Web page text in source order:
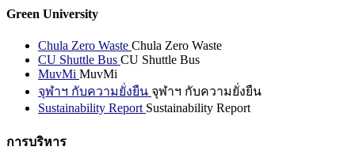
Green University
Chula Zero Waste Chula Zero Waste
CU Shuttle Bus CU Shuttle Bus
MuvMi MuvMi
จุฬาฯ กับความยั่งยืน จุฬาฯ กับความยั่งยืน
Sustainability Report Sustainability Report
การบริหาร